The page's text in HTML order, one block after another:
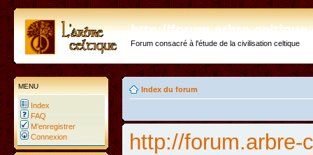
http://forum.arbre-
Forum consacré à l'étude de la civilisation celtique
MENU
Index
FAQ
M’enregistrer
Connexion
Index du forum
http://forum.arbre-